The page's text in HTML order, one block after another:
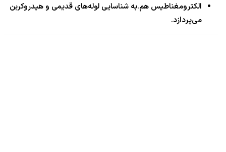
الکترومغناطیس هم.به شناسایی لوله‌های قدیمی و هیدروکربن
می‌پردازد.